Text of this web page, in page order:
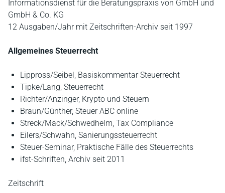
Informationsdienst für die Beratungspraxis von GmbH und
GmbH & Co. KG
12 Ausgaben/Jahr mit Zeitschriften-Archiv seit 1997
Allgemeines Steuerrecht
Lippross/Seibel, Basiskommentar Steuerrecht
Tipke/Lang, Steuerrecht
Richter/Anzinger, Krypto und Steuern
Braun/Günther, Steuer ABC online
Streck/Mack/Schwedhelm, Tax Compliance
Eilers/Schwahn, Sanierungssteuerrecht
Steuer-Seminar, Praktische Fälle des Steuerrechts
ifst-Schriften, Archiv seit 2011
Zeitschrift